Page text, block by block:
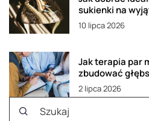
sukienki na
10 lipca 2026
Jak terapia par
zbudować
2 lipca 2026